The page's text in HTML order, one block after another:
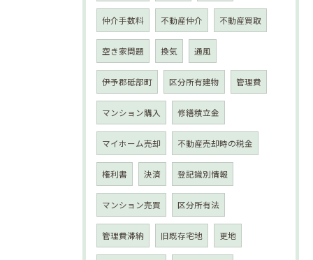
仲介手数料 不動産仲介 不動産買取
空き家問題 換気 通風
伊予郡砥部町 区分所有建物 管理費
マンション購入 修繕積立金
マイホーム売却 不動産売却時の税金
権利書 決済 登記識別情報
マンション売買 区分所有法
管理費滞納 旧既存宅地 更地